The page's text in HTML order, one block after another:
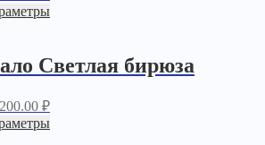
Светлая бирюза
₽